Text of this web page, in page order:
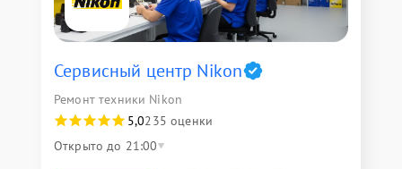
Сервисный центр Nikon
Ремонт техники Nikon
5,0235 оценки
Открыто до 21:00